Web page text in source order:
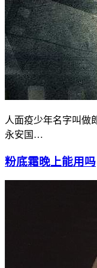
人面疫少年名字叫做
永安国…
粉底霜晚上能用吗